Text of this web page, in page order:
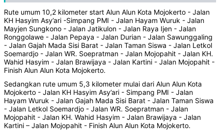
Rute umum 10,2 kilometer start Alun Alun Kota Mojokerto - Jalan
KH Hasyim Asy’ari -Simpang PMI - Jalan Hayam Wuruk - Jalan
Mayjen Sungkono - Jalan Jatikulon - Jalan Raya Ijen - Jalan
Ronggolawe - Jalan Pepaya - Jalan Durian - Jalan Sawunggaling
- Jalan Gajah Mada Sisi Barat - Jalan Taman Siswa - Jalan Letkol
Soemardjo - Jalan WR. Soepratman - Jalan Mojopahit - Jalan KH.
Wahid Hasyim - Jalan Brawijaya - Jalan Kartini - Jalan Mojopahit -
Finish Alun Alun Kota Mojokerto.
Sedangkan rute umum 5,3 kilometer mulai dari Alun Alun Kota
Mojokerto - Jalan KH Hasyim Asy’ari - Simpang PMI - Jalan
Hayam Wuruk - Jalan Gajah Mada Sisi Barat - Jalan Taman Siswa
- Jalan Letkol Soemardjo - Jalan WR. Soepratman - Jalan
Mojopahit - Jalan KH. Wahid Hasyim - Jalan Brawijaya - Jalan
Kartini – Jalan Mojopahit - Finish Alun Alun Kota Mojokerto.